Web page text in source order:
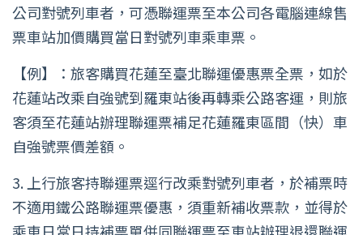
公司對號列車者，可憑聯運票至本公司各電腦連線售
票車站加價購買當日對號列車乘車票。
【例】：旅客購買花蓮至臺北聯運優惠票全票，如於
花蓮站改乘自強號到羅東站後再轉乘公路客運，則旅
客須至花蓮站辦理聯運票補足花蓮羅東區間（快）車
自強號票價差額。
3. 上行旅客持聯運票逕行改乘對號列車者，於補票時
不適用鐵公路聯運票優惠，須重新補收票款，並得於